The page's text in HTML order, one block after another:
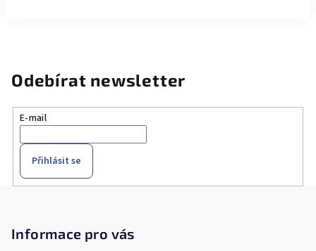
Odebírat newsletter
E-mail
Přihlásit se
Informace pro vás